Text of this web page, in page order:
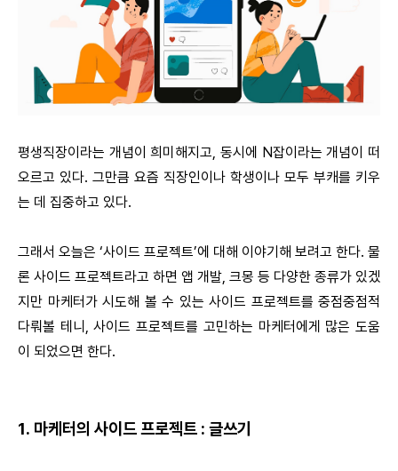
평생직장이라는 개념이 희미해지고, 동시에 N잡이라는 개념이 떠
오르고 있다. 그만큼 요즘 직장인이나 학생이나 모두 부캐를 키우
는 데 집중하고 있다.
그래서 오늘은 ‘사이드 프로젝트’에 대해 이야기해 보려고 한다. 물
론 사이드 프로젝트라고 하면 앱 개발, 크몽 등 다양한 종류가 있겠
지만 마케터가 시도해 볼 수 있는 사이드 프로젝트를 중점중점적
다뤄볼 테니, 사이드 프로젝트를 고민하는 마케터에게 많은 도움
이 되었으면 한다.
1. 마케터의 사이드 프로젝트 : 글쓰기